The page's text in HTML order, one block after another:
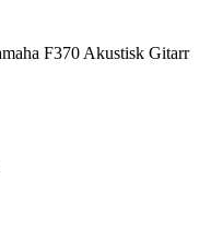
F370 Akustisk Gitarr